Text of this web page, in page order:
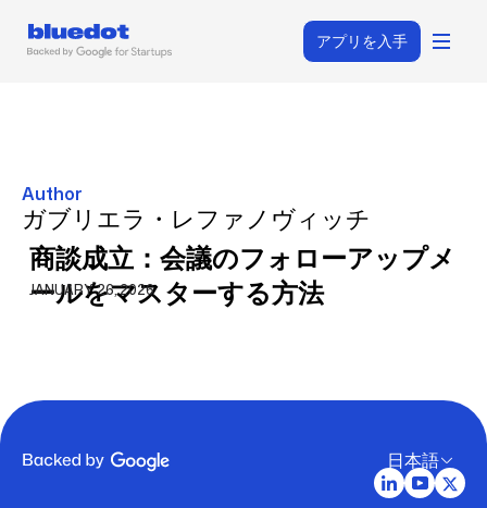
アプリを入手
Author
ガブリエラ・レファノヴィッチ
商談成立：会議のフォローアップメ
ールをマスターする方法
JANUARY 26, 2026
日本語